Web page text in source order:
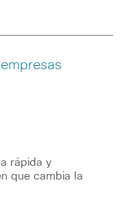
rápida y
que cambia la